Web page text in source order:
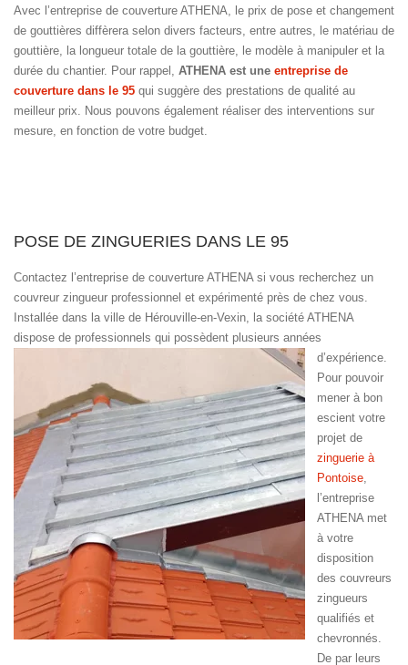
Avec l’entreprise de couverture ATHENA, le prix de pose et changement
de gouttières diffèrera selon divers facteurs, entre autres, le matériau de
gouttière, la longueur totale de la gouttière, le modèle à manipuler et la
durée du chantier. Pour rappel, ATHENA est une entreprise de
couverture dans le 95 qui suggère des prestations de qualité au
meilleur prix. Nous pouvons également réaliser des interventions sur
mesure, en fonction de votre budget.
POSE DE ZINGUERIES DANS LE 95
Contactez l’entreprise de couverture ATHENA si vous recherchez un
couvreur zingueur professionnel et expérimenté près de chez vous.
Installée dans la ville de Hérouville-en-Vexin, la société ATHENA
dispose de professionnels qui possèdent plusieurs années
d’expérience.
Pour pouvoir
mener à bon
escient votre
projet de
zinguerie à
Pontoise
l’entreprise
ATHENA met
à votre
disposition
des couvreurs
zingueurs
qualifiés et
chevronnés.
De par leurs